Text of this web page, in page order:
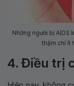
Những người bị AIDS
thậm chí ít
4. Điều trị